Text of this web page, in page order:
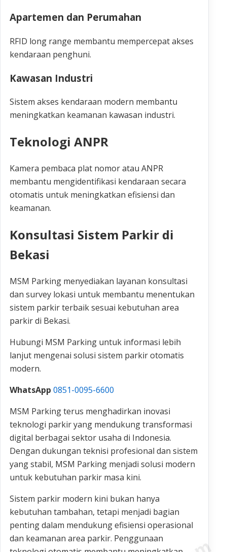
Apartemen dan Perumahan
RFID long range membantu mempercepat akses
kendaraan penghuni.
Kawasan Industri
Sistem akses kendaraan modern membantu
meningkatkan keamanan kawasan industri.
Teknologi ANPR
Kamera pembaca plat nomor atau ANPR
membantu mengidentifikasi kendaraan secara
otomatis untuk meningkatkan efisiensi dan
keamanan.
Konsultasi Sistem Parkir di
Bekasi
MSM Parking menyediakan layanan konsultasi
dan survey lokasi untuk membantu menentukan
sistem parkir terbaik sesuai kebutuhan area
parkir di Bekasi.
Hubungi MSM Parking untuk informasi lebih
lanjut mengenai solusi sistem parkir otomatis
modern.
WhatsApp 0851-0095-6600
MSM Parking terus menghadirkan inovasi
teknologi parkir yang mendukung transformasi
digital berbagai sektor usaha di Indonesia.
Dengan dukungan teknisi profesional dan sistem
yang stabil, MSM Parking menjadi solusi modern
untuk kebutuhan parkir masa kini.
Sistem parkir modern kini bukan hanya
kebutuhan tambahan, tetapi menjadi bagian
penting dalam mendukung efisiensi operasional
dan keamanan area parkir. Penggunaan